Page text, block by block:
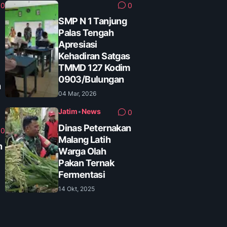
0
0
0
SMP N 1 Tanjung
Palas Tengah
Apresiasi
Kehadiran Satgas
TMMD 127 Kodim
0903/Bulungan
04 Mar, 2026
Jatim•News 0
Dinas Peternakan
Malang Latih
Warga Olah
Pakan Ternak
Fermentasi
14 Okt, 2025